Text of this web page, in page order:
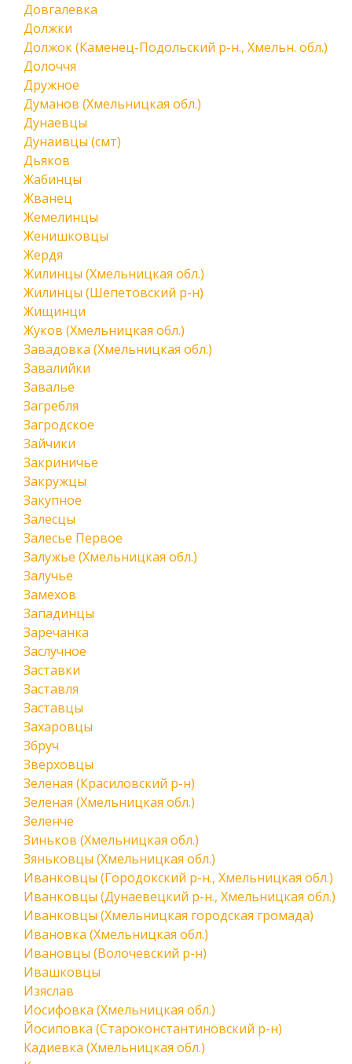
Довгалевка
Должки
Должок (Каменец-Подольский р-н., Хмельн. обл.)
Долоччя
Дружное
Думанов (Хмельницкая обл.)
Дунаевцы
Дунаивцы (смт)
Дьяков
Жабинцы
Жванец
Жемелинцы
Женишковцы
Жердя
Жилинцы (Хмельницкая обл.)
Жилинцы (Шепетовский р-н)
Жищинци
Жуков (Хмельницкая обл.)
Завадовка (Хмельницкая обл.)
Завалийки
Завалье
Загребля
Загродское
Зайчики
Закриничье
Закружцы
Закупное
Залесцы
Залесье Первое
Залужье (Хмельницкая обл.)
Залучье
Замехов
Западинцы
Заречанка
Заслучное
Заставки
Заставля
Заставцы
Захаровцы
Збруч
Зверховцы
Зеленая (Красиловский р-н)
Зеленая (Хмельницкая обл.)
Зеленче
Зиньков (Хмельницкая обл.)
Зяньковцы (Хмельницкая обл.)
Иванковцы (Городокский р-н., Хмельницкая обл.)
Иванковцы (Дунаевецкий р-н., Хмельницкая обл.)
Иванковцы (Хмельницкая городская громада)
Ивановка (Хмельницкая обл.)
Ивановцы (Волочевский р-н)
Ивашковцы
Изяслав
Иосифовка (Хмельницкая обл.)
Йосиповка (Староконстантиновский р-н)
Кадиевка (Хмельницкая обл.)